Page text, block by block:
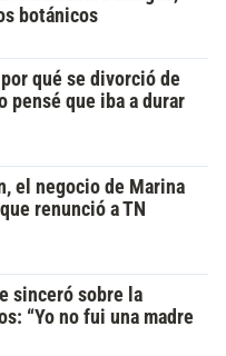
botánicos
qué se divorció de
pensé que iba a durar
el negocio de Marina
renunció a TN
sinceró sobre la
“Yo no fui una madre